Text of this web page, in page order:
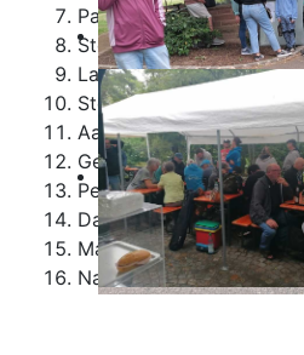
Pascal und Deniz
Steffen und Tommi
Lamyai und Dietmar
Stefan und Hai
Aaron und Alex
Gerli und Dirk mit Jörg
Petra und Werner
Dang und Grico
Marion und Marc
Nadine und Jerome